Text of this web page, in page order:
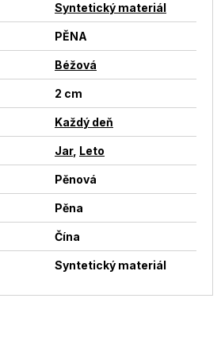
Syntetický materiál
PĚNA
Béžová
2 cm
Každý deň
Jar, Leto
Pěnová
Pěna
Čína
Syntetický materiál